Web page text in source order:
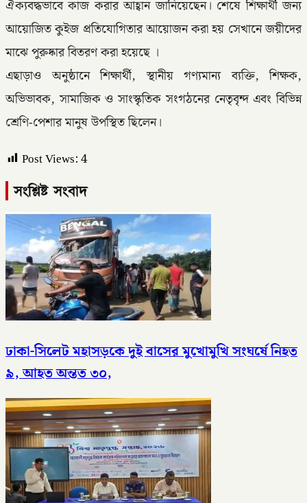
ঐক্যবদ্ধভাবে কাজ করার আহ্বান জানিয়েছেন। শেষে শিক্ষার্থী জন্য
আয়োজিত কুইজ প্রতিযোগিতার আয়োজন করা হয় সেখানে জয়ীদের
মাঝে পুরুষ্কার বিতরণ করা হয়েছে ।
এছাড়াও অনুষ্ঠানে শিক্ষার্থী, স্থানীয় গণ্যমান্য ব্যক্তি, শিক্ষক,
অভিভাবক, সামাজিক ও সাংস্কৃতিক সংগঠনের নেতৃবৃন্দ এবং বিভিন্ন
শ্রেণি-পেশার মানুষ উপস্থিত ছিলেন।
Post Views:4
সংশ্লিষ্ট সংবাদ
ঢাকা-সিলেট মহাসড়কে দুই বাসের মুখোমুখি সংঘর্ষে নিহত
৯, আহত অন্তত ৩০,